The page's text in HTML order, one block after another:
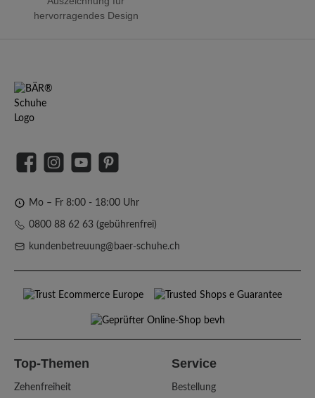
hervorragendes Design
FacebookInstagramYouTubePinterest
Mo – Fr 8:00 - 18:00 Uhr
0800 88 62 63 (gebührenfrei)
kundenbetreuung@baer-schuhe.ch
Top-Themen
Zehenfreiheit
Service
Bestellung